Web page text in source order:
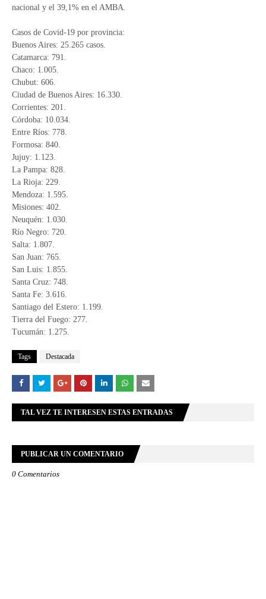
nacional y el 39,1% en el AMBA.
Casos de Covid-19 por provincia:
Buenos Aires: 25.265 casos.
Catamarca: 791.
Chaco: 1.005.
Chubut: 606.
Ciudad de Buenos Aires: 16.330.
Corrientes: 201.
Córdoba: 10.034.
Entre Ríos: 778.
Formosa: 840.
Jujuy: 1.123.
La Pampa: 828.
La Rioja: 229.
Mendoza: 1.595.
Misiones: 402.
Neuquén: 1.030.
Río Negro: 720.
Salta: 1.807.
San Juan: 765.
San Luis: 1.855.
Santa Cruz: 748.
Santa Fe: 3.616.
Santiago del Estero: 1.199.
Tierra del Fuego: 277.
Tucumán: 1.275.
Tags Destacada
TAL VEZ TE INTERESEN ESTAS ENTRADAS
PUBLICAR UN COMENTARIO
0 Comentarios